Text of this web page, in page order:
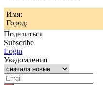
Имя:
Город:
Поделиться
Subscribe
Login
Уведомления